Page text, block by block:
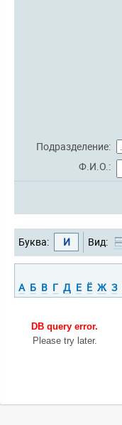
Подразделение:
Ф.И.О.:
Буква: И Вид:
А Б В Г Д Е Ё Ж З
DB query error.
Please try later.